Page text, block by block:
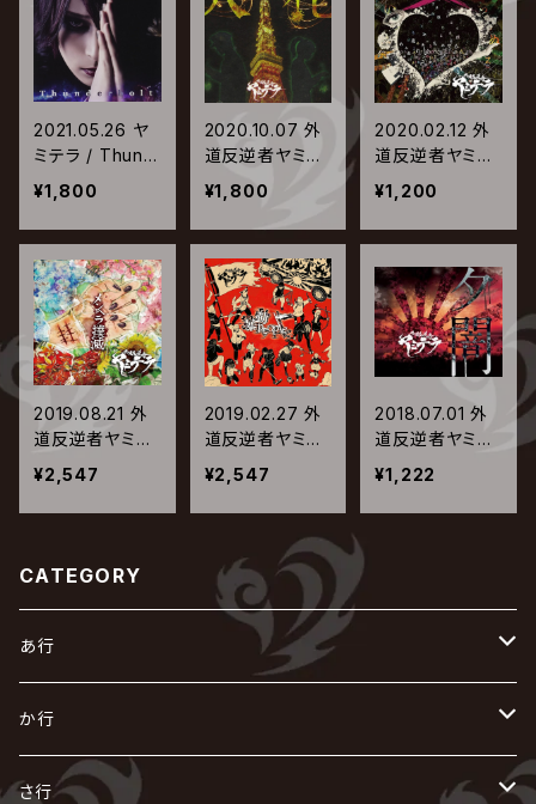
p Shinjuku
2021.05.26 ヤ
ミテラ / Thund
erbolt
¥1,800
2020.10.07 外
道反逆者ヤミテ
ラ / 火花
¥1,800
2020.02.12 外
道反逆者ヤミテ
ラ / ナンセンス
¥1,200
2019.08.21 外
道反逆者ヤミテ
ラ / メンヘラ撲
¥2,547
2019.02.27 外
道反逆者ヤミテ
ラ / 暴動Peopl
¥2,547
2018.07.01 外
道反逆者ヤミテ
ラ / 夕闇
¥1,222
CATEGORY
あ行
あ
R指定
い
か行
か
さ行